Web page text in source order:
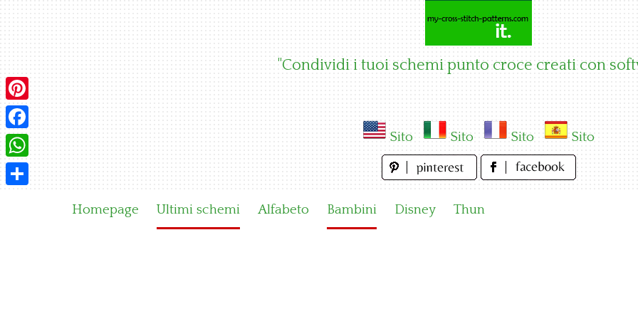
"Condividi i tuoi schemi punto croce creati con
Sito Sito Sito Sito
Homepage Ultimi schemi Alfabeto Bambini Disney Thun
Pinterest
Facebook
WhatsApp